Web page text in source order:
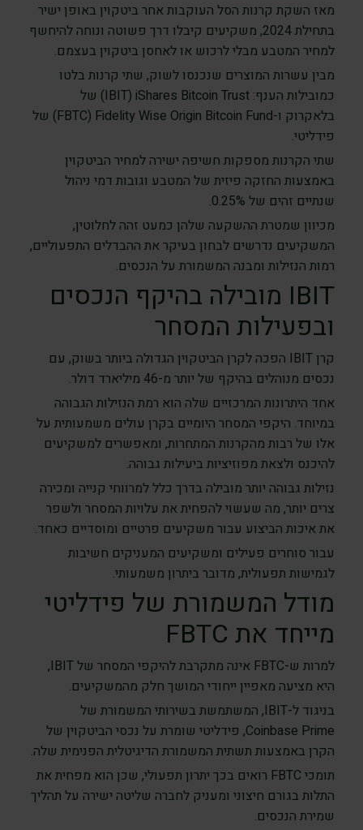
מאז השקת קרנות הסל העוקבות אחר ביטקוין באופן ישיר
בתחילת 2024, משקיעים קיבלו דרך פשוטה ונוחה להיחשף
למחיר המטבע מבלי לרכוש או לאחסן ביטקוין בעצמם.
מבין עשרות המוצרים שנכנסו לשוק, שתי קרנות בלטו
כמובילות הענף: iShares Bitcoin Trust ‏(IBIT) של
בלאקרוק ו-Fidelity Wise Origin Bitcoin Fund ‏(FBTC) של
פידליטי.
שתי הקרנות מספקות חשיפה ישירה למחיר הביטקוין
באמצעות החזקה פיזית של המטבע וגובות דמי ניהול
שנתיים זהים של 0.25%.
מכיוון שמטרת ההשקעה שלהן כמעט זהה לחלוטין,
המשקיעים נדרשים לבחון בעיקר את ההבדלים התפעוליים,
רמות הנזילות ומבנה המשמורת על הנכסים.
IBIT מובילה בהיקף הנכסים
ובפעילות המסחר
קרן IBIT הפכה לקרן הביטקוין הגדולה ביותר בשוק, עם
נכסים מנוהלים בהיקף של יותר מ-46 מיליארד דולר.
אחד היתרונות המרכזיים שלה הוא רמת הנזילות הגבוהה
במיוחד. היקפי המסחר היומיים בקרן עולים משמעותית על
אלו של רבות מהקרנות המתחרות, ומאפשרים למשקיעים
להיכנס ולצאת מפוזיציות ביעילות גבוהה.
נזילות גבוהה יותר מובילה בדרך כלל למרווחי קנייה ומכירה
צרים יותר, מה שעשוי להפחית את עלויות המסחר ולשפר
את איכות הביצוע עבור משקיעים פרטיים ומוסדיים כאחד.
עבור סוחרים פעילים ומשקיעים המעניקים חשיבות
לגמישות תפעולית, מדובר ביתרון משמעותי.
מודל המשמורת של פידליטי
מייחד את FBTC
למרות ש-FBTC אינה מתקרבת להיקפי המסחר של IBIT,
היא מציעה מאפיין ייחודי המושך חלק מהמשקיעים.
בניגוד ל-IBIT, המשתמשת בשירותי המשמורת של
Coinbase Prime, פידליטי שומרת על נכסי הביטקוין של
הקרן באמצעות תשתית המשמורת הדיגיטלית הפנימית שלה.
תומכי FBTC רואים בכך יתרון תפעולי, שכן הוא מפחית את
התלות בגורם חיצוני ומעניק לחברה שליטה ישירה על תהליך
שמירת הנכסים.